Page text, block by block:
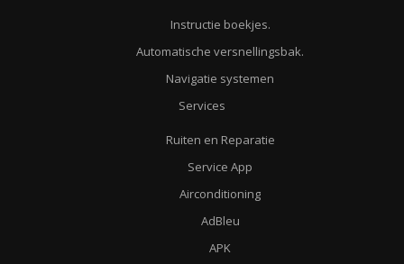
Instructie boekjes.
Automatische versnellingsbak.
Navigatie systemen
Services
Ruiten en Reparatie
Service App
Airconditioning
AdBleu
APK